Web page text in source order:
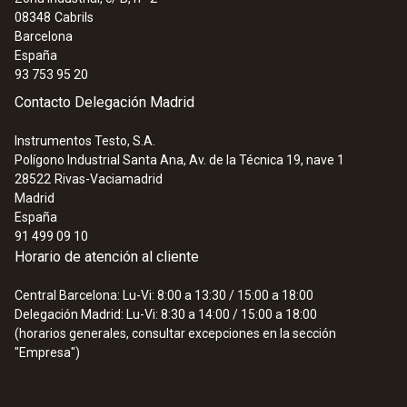
:0590 7501
53,50 €
08348 Cabrils
Barcelona
España
93 753 95 20
Contacto Delegación Madrid
Instrumentos Testo, S.A.
Polígono Industrial Santa Ana, Av. de la Técnica 19, nave 1
28522 Rivas-Vaciamadrid
Madrid
España
91 499 09 10
Horario de atención al cliente
Central Barcelona: Lu-Vi: 8:00 a 13:30 / 15:00 a 18:00
Delegación Madrid: Lu-Vi: 8:30 a 14:00 / 15:00 a 18:00
(horarios generales, consultar excepciones en la sección
"Empresa")